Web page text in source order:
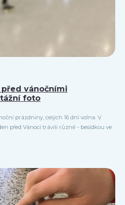
vánočními
foto
prázdniny, celých 16 dní volna. V
před Vánoci trávili různě - besídkou ve